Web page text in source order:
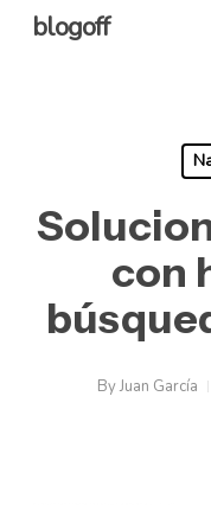
Skipblogoff
con
ByJuan García